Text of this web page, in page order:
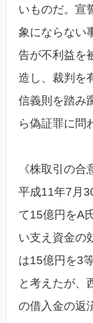
いものだ。宣
象にならない
告が不利益を
造し、裁判を
信義則を踏み
ら偽証罪に問
《株取引の
平成11年7月
て15億円をA
い支え資金の
は15億円を3
と考えたが、
の借入金の返